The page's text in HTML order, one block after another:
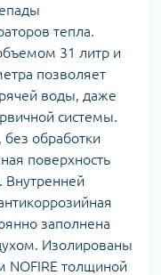
тепла.
31 литр и
позволяет
воды, даже
системы.
без обработки
поверхность
Внутренней
заполнена
Изолированы
толщиной